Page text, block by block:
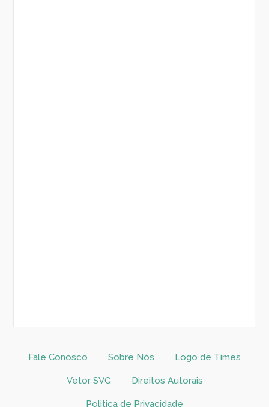
Fale Conosco Sobre Nós Logo de Times
Vetor SVG Direitos Autorais
Politica de Privacidade